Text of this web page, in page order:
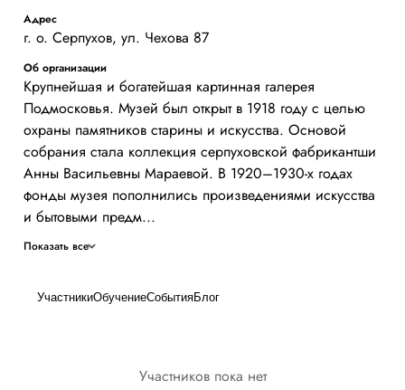
Адрес
г. о. Серпухов, ул. Чехова 87
Об организации
Крупнейшая и богатейшая картинная галерея
Подмосковья. Музей был открыт в 1918 году с целью
охраны памятников старины и искусства. Основой
собрания стала коллекция серпуховской фабрикантши
Анны Васильевны Мараевой. В 1920–1930-х годах
фонды музея пополнились произведениями искусства
и бытовыми предм...
Показать все
УчастникиОбучениеСобытияБлог
Участников пока нет